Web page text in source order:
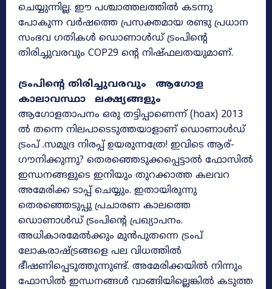
ചെയ്യുന്നില്ല. ഈ പശ്ചാത്തലത്തിൽ കടന്നു
പോകുന്ന വർഷത്തെ പ്രസക്തമായ രണ്ടു പ്രധാന
സംഭവ ഗതികൾ ഡൊണാൾഡ് ട്രംപിന്റെ
തിരിച്ചുവരവും COP29 ന്റെ നിഷ്ഫലതയുമാണ്.
ട്രംപിന്റെ തിരിച്ചുവരവും ആഗോള
കാലാവസ്ഥാ ലക്ഷ്യങ്ങളും
ആഗോളതാപനം ഒരു തട്ടിപ്പാണെന്ന് (hoax) 2013
ൽ തന്നെ നിലപാടെടുത്തയാളാണ് ഡൊണാൾഡ്
ട്രംപ് .സമുദ്ര നിരപ്പ് ഉയരുന്നത്രേ! ഇവിടെ ആര്-
ഗൗനിക്കുന്നു? തെരഞ്ഞെടുക്കപ്പെട്ടാൽ ഫോസിൽ
ഇന്ധനങ്ങളുടെ ഇനിയും തുറക്കാത്ത കലവറ
അമേരിക്ക ടാപ്പ് ചെയ്യും. ഇതായിരുന്നു
തെരഞ്ഞെടുപ്പു പ്രചാരണ കാലത്തെ
ഡൊണാൾഡ് ട്രംപിന്റെ പ്രഖ്യാപനം.
അധികാരമേൽക്കും മുൻപുതന്നെ ട്രംപ്
ലോകരാഷ്ട്രങ്ങളെ പല വിധത്തിൽ
ഭീഷണിപ്പെടുത്തുന്നുണ്ട്. അമേരിക്കയിൽ നിന്നും
ഫോസിൽ ഇന്ധനങ്ങൾ വാങ്ങിയില്ലെങ്കിൽ കടുത്ത